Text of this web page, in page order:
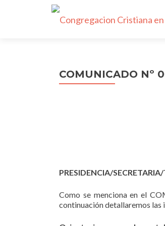
COMUNICADO Nº
PRESIDENCIA/
Como se menciona en el
continuación detallaremos las